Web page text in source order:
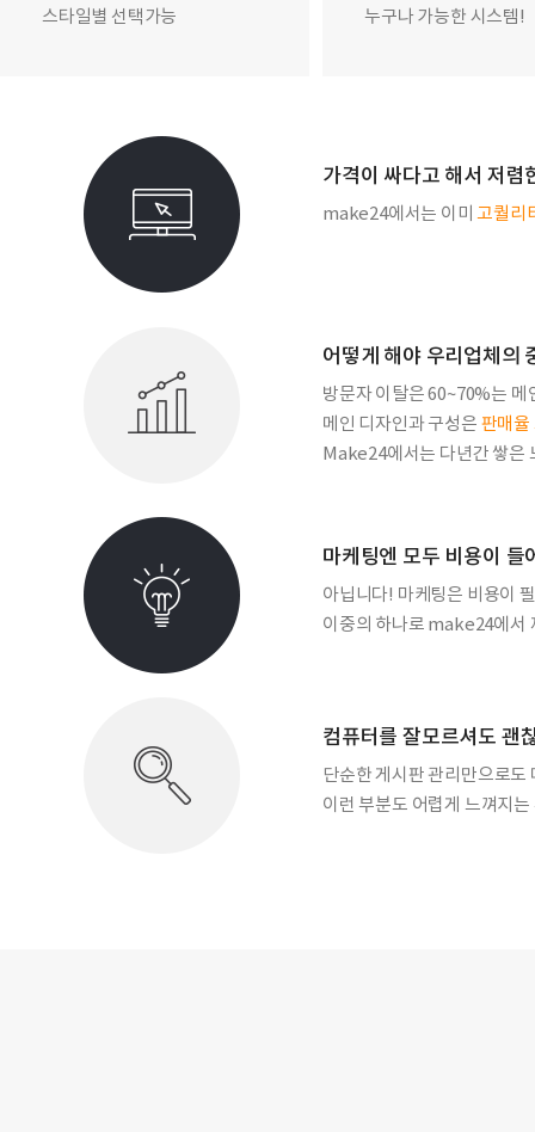
스타일별 선택가능
누구나 가능한 시스템!
가격이 싸다고 해서 저
make24에서는 이미고퀄리
어떻게 해야 우리업체의
방문자 이탈은 60~70%는 메
메인 디자인과 구성은 판매율
Make24에서는 다년간 쌓은
마케팅엔 모두 비용이 들
아닙니다! 마케팅은 비용이
이중의 하나로 make24에서
컴퓨터를 잘모르셔도 괜
단순한 게시판 관리만으로도
이런 부분도 어렵게 느껴지